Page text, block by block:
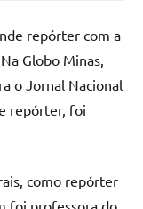
repórter com a
Globo Minas,
o Jornal Nacional
repórter, foi
como repórter